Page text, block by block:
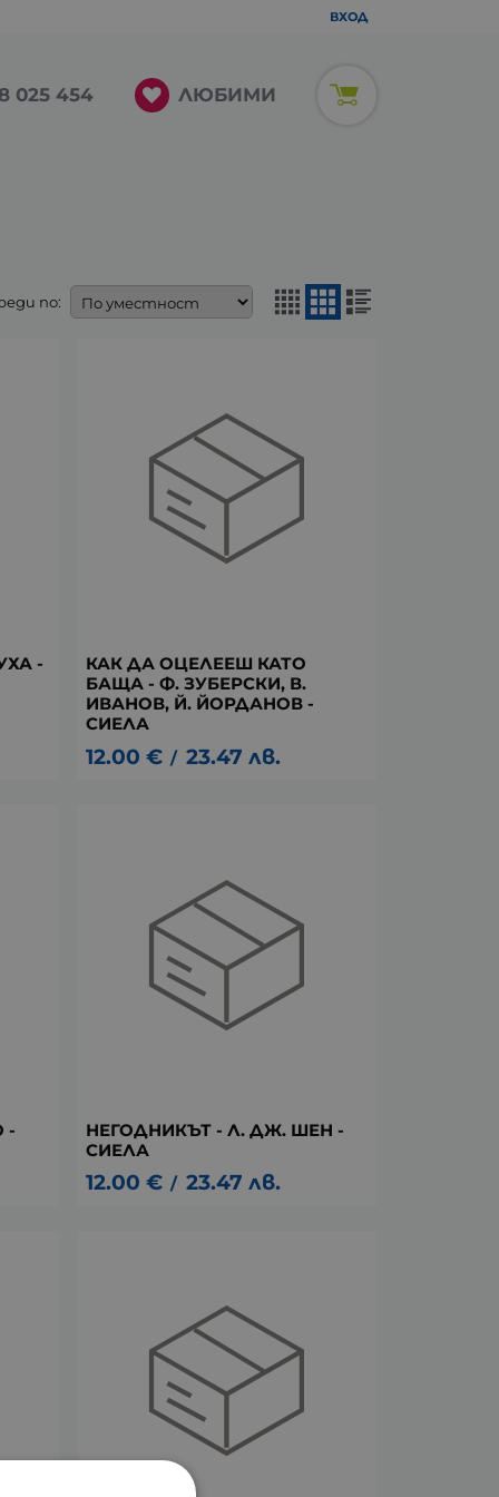
ВХОД
025 454 ЛЮБИМИ
по:
-
КАК ДА ОЦЕЛЕЕШ КАТО
БАЩА - Ф. ЗУБЕРСКИ, В.
ИВАНОВ, Й. ЙОРДАНОВ -
СИЕЛА
12.00 € / 23.47 лв.
-
НЕГОДНИКЪТ - Л. ДЖ. ШЕН -
СИЕЛА
12.00 € / 23.47 лв.